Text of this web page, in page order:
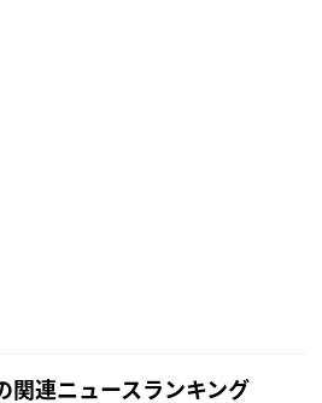
関連ニュースランキング